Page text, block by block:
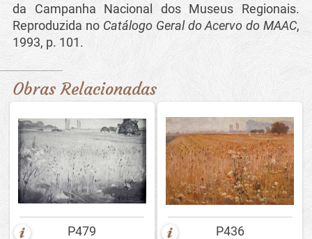
da Campanha Nacional dos Museus Regionais.
Reproduzida no Catálogo Geral do Acervo do MAAC,
1993, p. 101.
Obras Relacionadas
P479 P436